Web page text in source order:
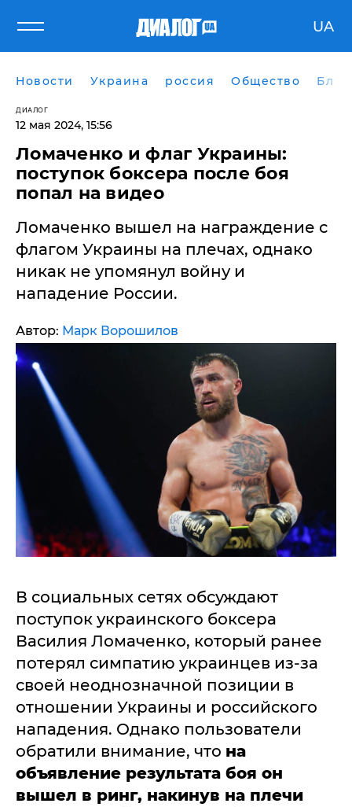
UA
Новости Украина россия Общество
ДИАЛОГ
12 мая 2024, 15:56
Ломаченко и флаг Украины:
поступок боксера после боя
попал на видео
Ломаченко вышел на награждение с
флагом Украины на плечах, однако
никак не упомянул войну и
нападение России.
Автор: Марк Ворошилов
В социальных сетях обсуждают
поступок украинского боксера
Василия Ломаченко, который ранее
потерял симпатию украинцев из-за
своей неоднозначной позиции в
отношении Украины и российского
нападения. Однако пользователи
обратили внимание, что на
объявление результата боя он
вышел в ринг, накинув на плечи